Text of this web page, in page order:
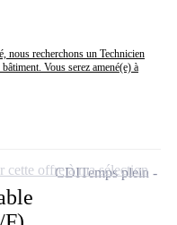
nous recherchons un Technicien
Vous serez amené(e) à
CDITemps plein
cette offre à ma sélection